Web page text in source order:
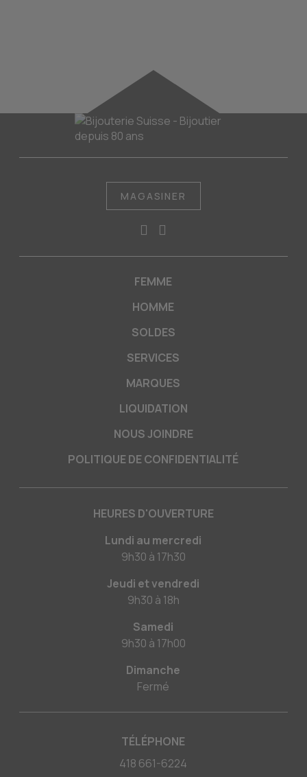
MAGASINER
FEMME
HOMME
SOLDES
SERVICES
MARQUES
LIQUIDATION
NOUS JOINDRE
POLITIQUE DE CONFIDENTIALITÉ
HEURES D'OUVERTURE
Lundi au mercredi
9h30 à 17h30
Jeudi et vendredi
9h30 à 18h
Samedi
9h30 à 17h00
Dimanche
Fermé
TÉLÉPHONE
418 661-6224